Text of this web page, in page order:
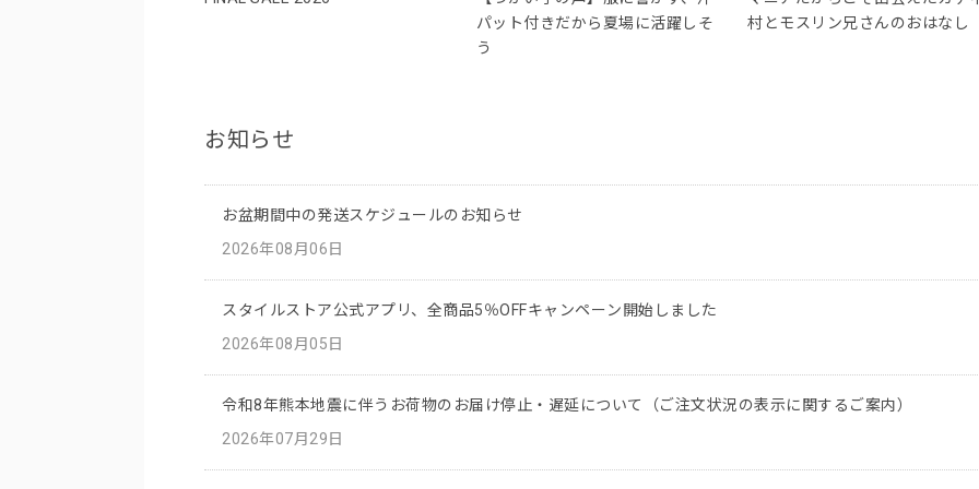
パット付きだから夏場に活躍しそ
う
村とモスリン兄さんのおはなし
お知らせ
お盆期間中の発送スケジュールのお知らせ
2026年08月06日
スタイルストア公式アプリ、全商品5％OFFキャンペーン開始しました
2026年08月05日
令和8年熊本地震に伴うお荷物のお届け停止・遅延について（ご注文状況の表示に関するご案内）
2026年07月29日